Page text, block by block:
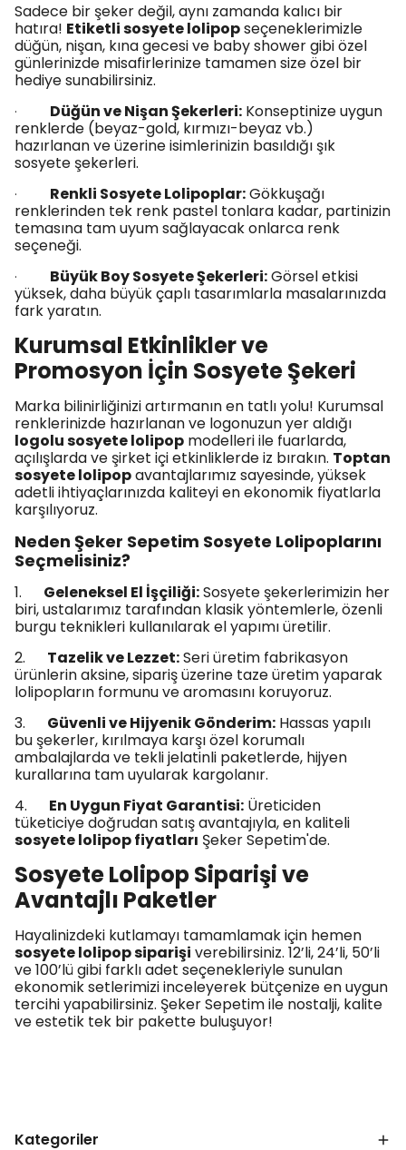
Sadece bir şeker değil, aynı zamanda kalıcı bir
hatıra! Etiketli sosyete lolipopseçeneklerimizle
düğün, nişan, kına gecesi ve baby shower gibi özel
günlerinizde misafirlerinize tamamen size özel bir
hediye sunabilirsiniz.
· Düğün ve Nişan Şekerleri: Konseptinize uygun
renklerde (beyaz-gold, kırmızı-beyaz vb.)
hazırlanan ve üzerine isimlerinizin basıldığı şık
sosyete şekerleri.
· Renkli Sosyete Lolipoplar:Gökkuşağı
renklerinden tek renk pastel tonlara kadar, partinizin
temasına tam uyum sağlayacak onlarca renk
seçeneği.
· Büyük Boy Sosyete Şekerleri:Görsel etkisi
yüksek, daha büyük çaplı tasarımlarla masalarınızda
fark yaratın.
Kurumsal Etkinlikler ve
Promosyon İçin Sosyete Şekeri
Marka bilinirliğinizi artırmanın en tatlı yolu! Kurumsal
renklerinizde hazırlanan ve logonuzun yer aldığı
logolu sosyete lolipop modelleri ile fuarlarda,
açılışlarda ve şirket içi etkinliklerde iz bırakın. Toptan
sosyete lolipopavantajlarımız sayesinde, yüksek
adetli ihtiyaçlarınızda kaliteyi en ekonomik fiyatlarla
karşılıyoruz.
Neden Şeker Sepetim Sosyete Lolipoplarını
Seçmelisiniz?
1. Geleneksel El İşçiliği:Sosyete şekerlerimizin her
biri, ustalarımız tarafından klasik yöntemlerle, özenli
burgu teknikleri kullanılarak el yapımı üretilir.
2.
Tazelik ve Lezzet:Seri üretim fabrikasyon
ürünlerin aksine, sipariş üzerine taze üretim yaparak
lolipopların formunu ve aromasını koruyoruz.
3.
Güvenli ve Hijyenik Gönderim: Hassas yapılı
bu şekerler, kırılmaya karşı özel korumalı
ambalajlarda ve tekli jelatinli paketlerde, hijyen
kurallarına tam uyularak kargolanır.
4.
En Uygun Fiyat Garantisi: Üreticiden
tüketiciye doğrudan satış avantajıyla, en kaliteli
sosyete lolipop fiyatları Şeker Sepetim'de.
Sosyete Lolipop Siparişi ve
Avantajlı Paketler
Hayalinizdeki kutlamayı tamamlamak için hemen
sosyete lolipop siparişi verebilirsiniz. 12’li, 24’li, 50’li
ve 100’lü gibi farklı adet seçenekleriyle sunulan
ekonomik setlerimizi inceleyerek bütçenize en uygun
tercihi yapabilirsiniz. Şeker Sepetim ile nostalji, kalite
ve estetik tek bir pakette buluşuyor!
Kategoriler